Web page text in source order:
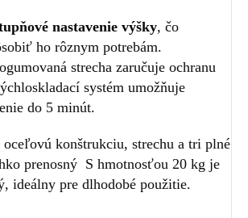
nastavenie výšky, čo
ho rôznym potrebám.
strecha zaručuje ochranu
systém umožňuje
do 5 minút.
konštrukciu, strechu a tri plné
prenosný S hmotnosťou 20 kg je
ideálny pre dlhodobé použitie.